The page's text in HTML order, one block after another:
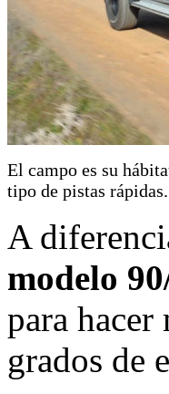
El campo es su
tipo de pistas rápidas.
A
modelo
para hacer
grados de